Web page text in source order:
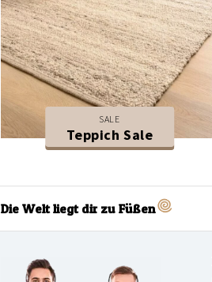
SALE
Teppich Sale
Die Welt liegt dir zu Füßen